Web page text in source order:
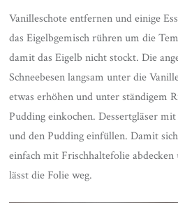
Vanilleschote entfernen und einige
das Eigelbgemisch rühren um die
damit das Eigelb nicht stockt. Die
Schneebesen langsam unter die
etwas erhöhen und unter ständigem
Pudding einkochen. Dessertgläser
und den Pudding einfüllen. Damit
einfach mit Frischhaltefolie
lässt die Folie weg.